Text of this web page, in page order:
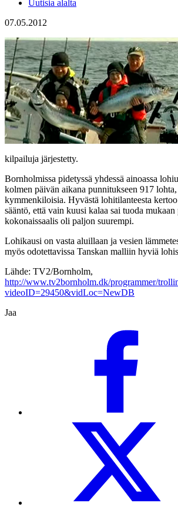
Uutisia alalta
07.05.2012
kilpailuja järjestetty.
Bornholmissa pidetyssä yhdessä ainoassa
kolmen päivän aikana punnitukseen 917
kymmenkiloisia. Hyvästä lohitilanteesta
sääntö, että vain kuusi kalaa sai tuoda
kokonaissaalis oli paljon suurempi.
Lohikausi on vasta aluillaan ja vesien
myös odotettavissa Tanskan malliin hyviä
Lähde: TV2/Bornholm,
http://www.tv2bornholm.dk/programmer/
videoID=29450&vidLoc=NewDB
Jaa